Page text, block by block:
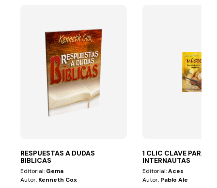
RESPUESTAS A DUDAS
BIBLICAS
Editorial: Gema
Autor: Kenneth Cox
1 CLIC CLAVE PARA
INTERNAUTAS
Editorial:Aces
Autor: Pablo Ale